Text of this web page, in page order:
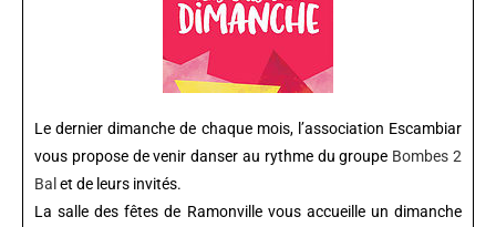
Le dernier dimanche de chaque mois, l’association Escambiar
vous propose de venir danser au rythme du groupe Bombes 2
Bal et de leurs invités.
La salle des fêtes de Ramonville vous accueille un dimanche